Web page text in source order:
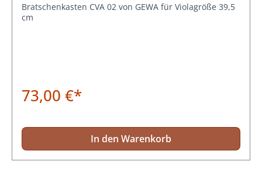
Bratschenkasten CVA 02 von GEWA für Violagröße 39,5
cm
73,00 €*
In den Warenkorb